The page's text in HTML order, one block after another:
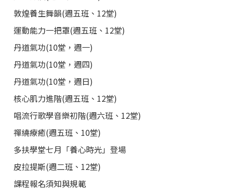
敦煌養生舞韻(週五班、12堂)
運動能力一把罩(週五班、12堂)
丹道氣功(10堂，週一)
丹道氣功(10堂，週四)
丹道氣功(10堂，週日)
核心肌力進階(週五班、12堂)
唱流行歌學音樂初階(週六班、12堂)
禪繞療癒(週五班、10堂)
多扶學堂七月「養心時光」登場
皮拉提斯(週二班、12堂)
課程報名須知與規範